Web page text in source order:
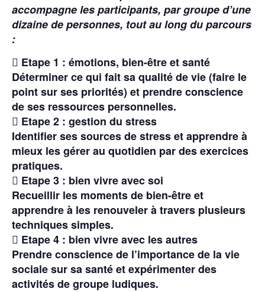
accompagne les participants, par groupe d’une
dizaine de personnes, tout au long du parcours
:
 Etape 1 : émotions, bien-être et santé
Déterminer ce qui fait sa qualité de vie (faire le
point sur ses priorités) et prendre conscience
de ses ressources personnelles.
 Etape 2 : gestion du stress
Identifier ses sources de stress et apprendre à
mieux les gérer au quotidien par des exercices
pratiques.
 Etape 3 : bien vivre avec soi
Recueillir les moments de bien-être et
apprendre à les renouveler à travers plusieurs
techniques simples.
 Etape 4 : bien vivre avec les autres
Prendre conscience de l’importance de la vie
sociale sur sa santé et expérimenter des
activités de groupe ludiques.